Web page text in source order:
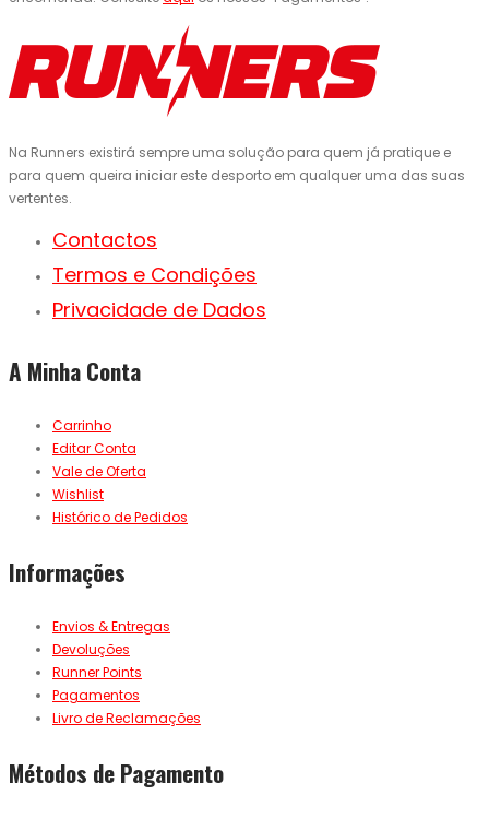
Na Runners existirá sempre uma solução para quem já pratique e
para quem queira iniciar este desporto em qualquer uma das suas
vertentes.
Contactos
Termos e Condições
Privacidade de Dados
A Minha Conta
Carrinho
Editar Conta
Vale de Oferta
Wishlist
Histórico de Pedidos
Informações
Envios & Entregas
Devoluções
Runner Points
Pagamentos
Livro de Reclamações
Métodos de Pagamento